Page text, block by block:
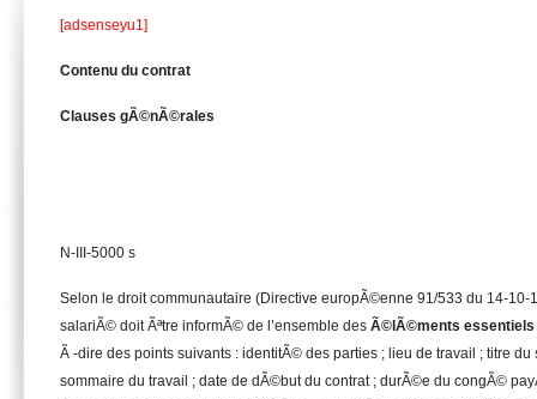
[adsenseyu1]
Contenu du contrat
Clauses gÃ©nÃ©rales
N-III-5000 s
Selon le droit communautaire (Directive europÃ©enne 91/533 du 14-10-
salariÃ© doit Ãªtre informÃ© de l’ensemble des Ã©lÃ©ments essentiels
Ã -dire des points suivants : identitÃ© des parties ; lieu de travail ; titre
sommaire du travail ; date de dÃ©but du contrat ; durÃ©e du congÃ©